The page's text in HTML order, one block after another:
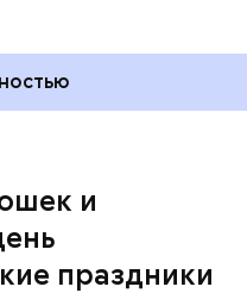
и
праздники